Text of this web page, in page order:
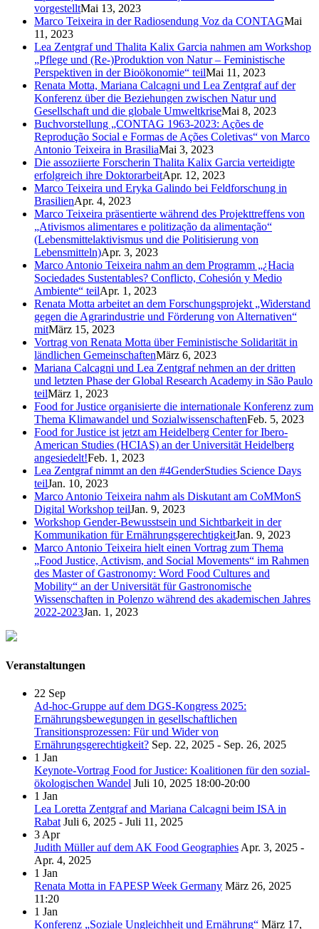
vorgestelltMai 13, 2023
Marco Teixeira in der Radiosendung Voz da CONTAGMai
11, 2023
Lea Zentgraf und Thalita Kalix Garcia nahmen am Workshop
„Pflege und (Re-)Produktion von Natur – Feministische
Perspektiven in der Bioökonomie“ teilMai 11, 2023
Renata Motta, Mariana Calcagni und Lea Zentgraf auf der
Konferenz über die Beziehungen zwischen Natur und
Gesellschaft und die globale UmweltkriseMai 8, 2023
Buchvorstellung „CONTAG 1963-2023: Ações de
Reprodução Social e Formas de Ações Coletivas“ von Marco
Antonio Teixeira in BrasiliaMai 3, 2023
Die assoziierte Forscherin Thalita Kalix Garcia verteidigte
erfolgreich ihre DoktorarbeitApr. 12, 2023
Marco Teixeira und Eryka Galindo bei Feldforschung in
BrasilienApr. 4, 2023
Marco Teixeira präsentierte während des Projekttreffens von
„Ativismos alimentares e politização da alimentação“
(Lebensmittelaktivismus und die Politisierung von
Lebensmitteln)Apr. 3, 2023
Marco Antonio Teixeira nahm an dem Programm „¿Hacia
Sociedades Sustentables? Conflicto, Cohesión y Medio
Ambiente“ teilApr. 1, 2023
Renata Motta arbeitet an dem Forschungsprojekt „Widerstand
gegen die Agrarindustrie und Förderung von Alternativen“
mitMärz 15, 2023
Vortrag von Renata Motta über Feministische Solidarität in
ländlichen GemeinschaftenMärz 6, 2023
Mariana Calcagni und Lea Zentgraf nehmen an der dritten
und letzten Phase der Global Research Academy in São Paulo
teilMärz 1, 2023
Food for Justice organisierte die internationale Konferenz zum
Thema Klimawandel und SozialwissenschaftenFeb. 5, 2023
Food for Justice ist jetzt am Heidelberg Center for Ibero-
American Studies (HCIAS) an der Universität Heidelberg
angesiedelt!Feb. 1, 2023
Lea Zentgraf nimmt an den #4GenderStudies Science Days
teilJan. 10, 2023
Marco Antonio Teixeira nahm als Diskutant am CoMMonS
Digital Workshop teilJan. 9, 2023
Workshop Gender-Bewusstsein und Sichtbarkeit in der
Kommunikation für ErnährungsgerechtigkeitJan. 9, 2023
Marco Antonio Teixeira hielt einen Vortrag zum Thema
„Food Justice, Activism, and Social Movements“ im Rahmen
des Master of Gastronomy: Word Food Cultures and
Mobility“ an der Universität für Gastronomische
Wissenschaften in Polenzo während des akademischen Jahres
2022-2023Jan. 1, 2023
Veranstaltungen
22 Sep
Ad-hoc-Gruppe auf dem DGS-Kongress 2025:
Ernährungsbewegungen in gesellschaftlichen
Transitionsprozessen: Für und Wider von
Ernährungsgerechtigkeit? Sep. 22, 2025 - Sep. 26, 2025
1 Jan
Keynote-Vortrag Food for Justice: Koalitionen für den sozial-
ökologischen Wandel Juli 10, 2025 18:00-20:00
1 Jan
Lea Loretta Zentgraf and Mariana Calcagni beim ISA in
Rabat Juli 6, 2025 - Juli 11, 2025
3 Apr
Judith Müller auf dem AK Food Geographies Apr. 3, 2025 -
Apr. 4, 2025
1 Jan
Renata Motta in FAPESP Week Germany März 26, 2025
11:20
1 Jan
Konferenz „Soziale Ungleichheit und Ernährung“ März 17,